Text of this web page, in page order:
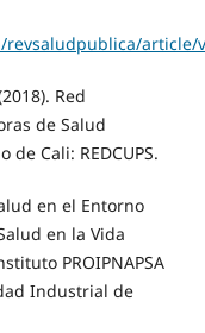
article/
Red
de Salud
de Cali: REDCUPS.
en el Entorno
en la Vida
PROIPNAPSA
Industrial de